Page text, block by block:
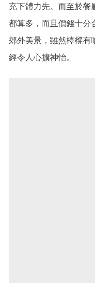
充下體力先。而至於餐
都算多，而且價錢十分
郊外美景，雖然檯櫈有
經令人心擴神怡。